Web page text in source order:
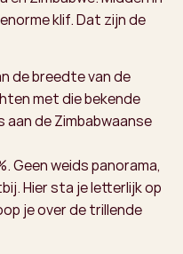
klif. Dat zijn de
de breedte van de
met die bekende
de Zimbabwaanse
Geen weids panorama,
Hier sta je letterlijk op
je over de trillende